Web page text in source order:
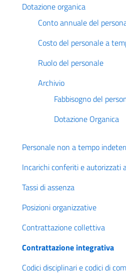
Dotazione organica
Conto annuale del
Costo del personale a
Ruolo del personale
Archivio
Fabbisogno del
Dotazione Organica
Personale non a tempo
Incarichi conferiti e autorizzati
Tassi di assenza
Posizioni organizzative
Contrattazione collettiva
Contrattazione integrativa
Codici disciplinari e codici di